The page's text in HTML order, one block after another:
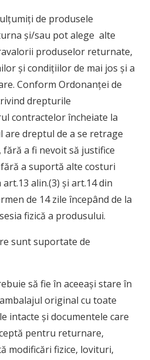
de produsele
și/sau pot alege alte
produselor returnate,
și condițiilor de mai jos și a
Conform Ordonanței de
drepturile
contractelor încheiate la
are dreptul de a se retrage
a fi nevoit să justifice
a suportă alte costuri
alin.(3) și art.14 din
de 14 zile începând de la
fizică a produsului.
sunt suportate de
să fie în aceeași stare în
original cu toate
intacte și documentele care
pentru returnare,
modificări fizice, lovituri,